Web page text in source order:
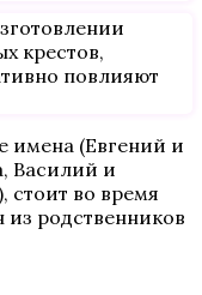
крестов,
повлияют
имена (Евгений и
Василий и
стоит во время
из родственников